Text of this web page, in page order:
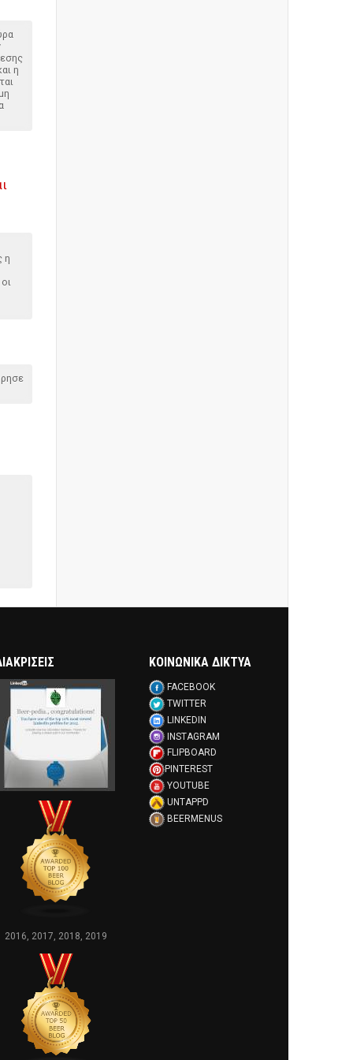
η
η
2016, 2017, 2018, 2019
ΚΟΙΝΩΝΙΚΑ ΔΙΚΤΥΑ
FACEBOOK
TWITTER
LINKEDIN
INSTAGRAM
FLIPBOARD
PINTEREST
YOUTUBE
UNTAPPD
BEERMENUS